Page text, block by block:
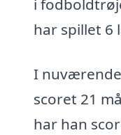
i
har spillet 6
I
scoret 21
har han